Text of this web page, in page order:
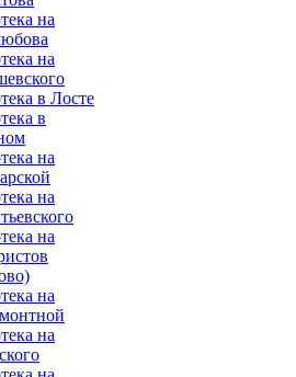
на
на
в Лосте
в
на
на
на
на
на